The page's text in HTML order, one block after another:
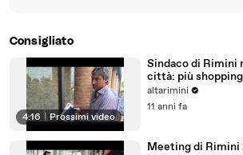
Consigliato
4:16 | Prossimi video
Sindaco di
città: più
altarimini
11 anni fa
Meeting di Rimini